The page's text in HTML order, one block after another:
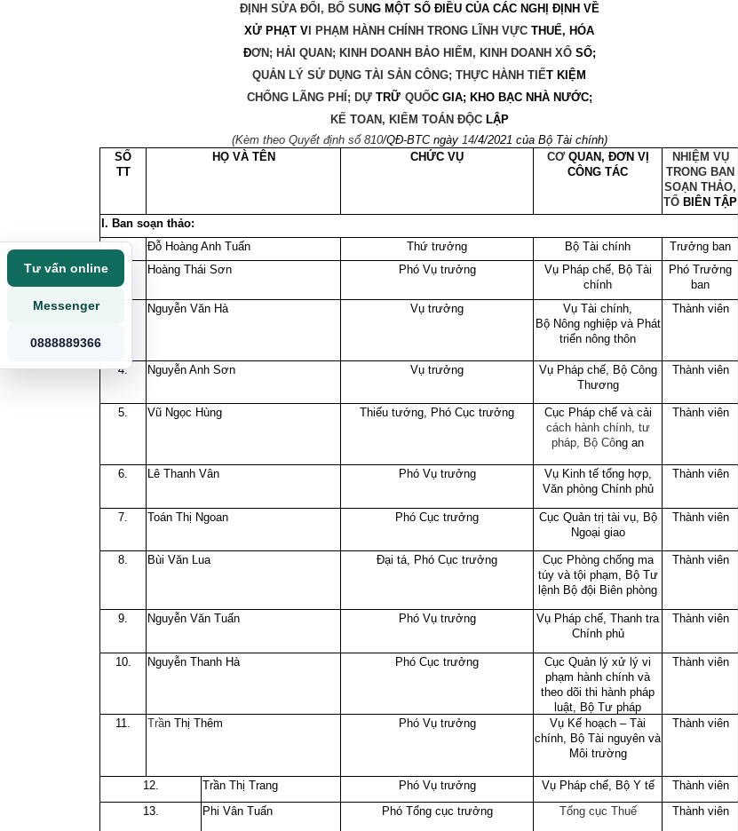
ĐỊNH SỬA ĐỔI, BỐ SUNG MỘT SỐ ĐIỀU CỦA CÁC NGHỊ ĐỊNH VỀ
XỬ PHẠT VI PHẠM HÀNH CHÍNH TRONG LĨNH VỰC THUẾ, HÓA
ĐƠN; HẢI QUAN; KINH DOANH BẢO HIỂM, KINH DOANH XỔSỐ;
QUẢN LÝ SỬ DỤNG TÀI SẢN CÔNG; THỰC HÀNH TIẾT KIỆM
CHỐNG LÃNG PHÍ; DỰ TRỮ QUỐC GIA; KHO BẠC NHÀ NƯỚC;
KẾ TOAN, KIỂM TOÁN ĐỘCLẬP
(Kèm theo Quyết định số 810/QĐ-BTC ngày14/4/2021 của Bộ Tài chính)
SỐ
TT
HỌ VÀ TÊN CHỨC VỤ CƠQUAN, ĐƠN VỊ
CÔNG TÁC
NHIỆM VỤ
TRONG BAN
SOẠN THẢO,
TỔ BIÊN TẬP
I. Ban soạn thảo:
1.
Đỗ Hoàng Anh Tuấn Thứ trưởng Bộ Tài chính
Trưởng ban
Hoàng Thái Sơn Phó Vụ trưởng
Vụ Pháp chế, Bộ Tài
chính
Phó Trưởng
ban
Nguyễn Văn Hà Vụ trưởng
Vụ Tài chính,
Bộ Nông nghiệp và Phát
triển nông thôn
Thành viên
4. Nguyễn Anh Sơn Vụ trưởng
Vụ Pháp chế, Bộ Công
Thương
Thành viên
5. Vũ Ngọc Hùng Thiếu tướng, Phó Cục trưởng
Cục Pháp chế và cải
cách hành chính, tư
pháp, Bộ Công an
Thành viên
6. Lê Thanh Vân Phó Vụ trưởng
Vụ Kinh tế tổng hợp,
Văn phòng Chính phủ
Thành viên
7. Toán Thị Ngoan Phó Cục trưởng
Cục Quản trị tài vụ, Bộ
Ngoại giao
Thành viên
8. Bùi Văn Lua Đại tá, Phó Cục trưởng
Cục Phòng chống ma
túy và tội phạm, Bộ Tư
lệnh Bộ đội Biên phòng
Thành viên
9. Nguyễn Văn Tuấn Phó Vụ trưởng
Vụ Pháp chế, Thanh tra
Chính phủ
Thành viên
10. Nguyễn Thanh Hà Phó Cục trưởng
Cục Quản lý xử lý vi
phạm hành chính và
theo dõi thi hành pháp
luật, Bộ Tư pháp
Thành viên
11. Trần Thị Thêm Phó Vụ trưởng
Vụ Kế hoạch – Tài
chính, Bộ Tài nguyên và
Môi trường
Thành viên
12. Trần Thị Trang Phó Vụ trưởng Vụ Pháp chế, Bộ Y tế
Thành viên
13.
Phi Vân Tuấn Phó Tổng cục trưởng Tổng cục Thuế Thành viên
Tư vấn online
Messenger
0888889366